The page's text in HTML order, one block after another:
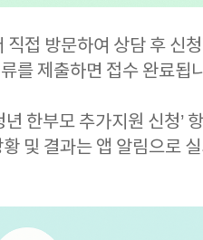
접 방문하여 상담 후 신
를 제출하면 접수 완료됩
한부모 추가지원 신청’
및 결과는 앱 알림으로